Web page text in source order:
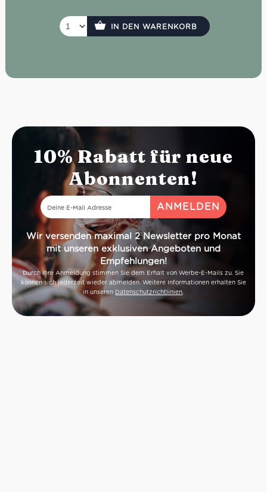
IN DEN WARENKORB
10% Rabatt für neue
Abonnenten!
Wir versenden maximal 2 Newsletter pro Monat
mit unseren exklusiven Angeboten und
Empfehlungen!
Durch Ihre Anmeldung stimmen Sie dem Erhalt von Werbe-E-Mails zu. Sie
können sich jederzeit wieder abmelden. Weitere Informationen erhalten Sie
in unseren Datenschutzrichtlinien.